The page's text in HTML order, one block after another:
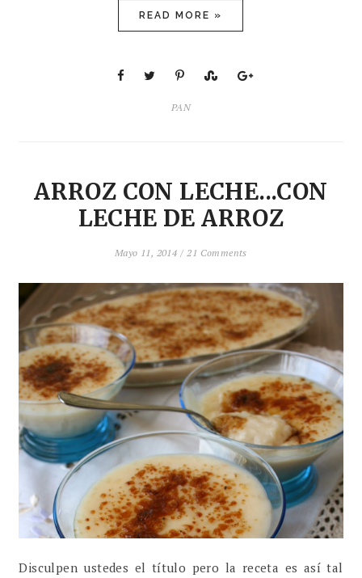
READ MORE »
PAN
ARROZ CON LECHE...CON
LECHE DE ARROZ
Mayo 11, 2014 / 21 Comments
Disculpen ustedes el título pero la receta es así tal